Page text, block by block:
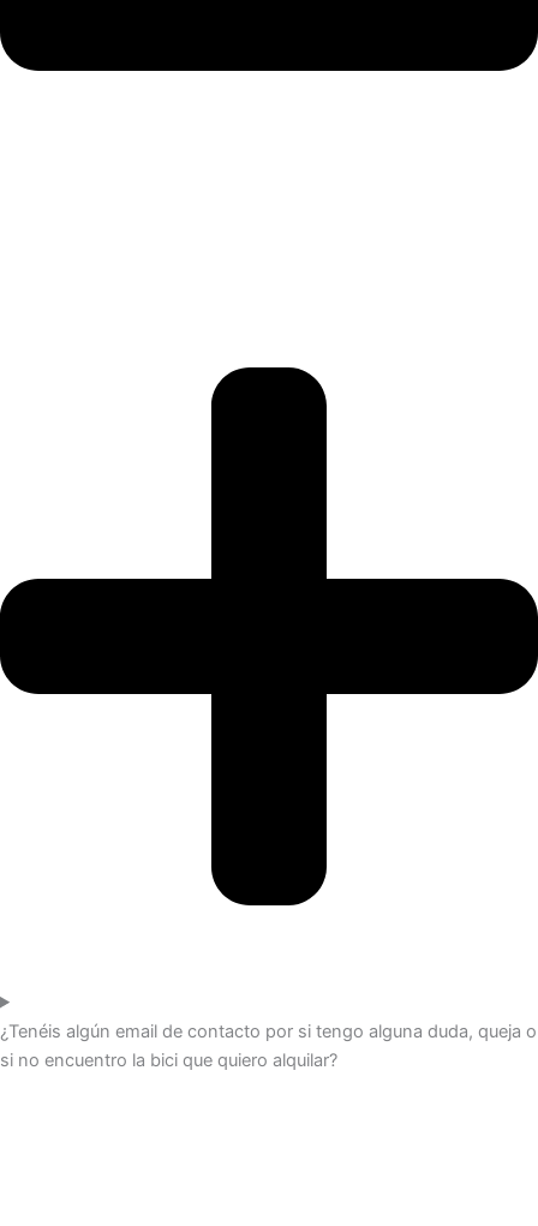
¿Tenéis algún email de contacto por si tengo alguna duda, queja o
si no encuentro la bici que quiero alquilar?